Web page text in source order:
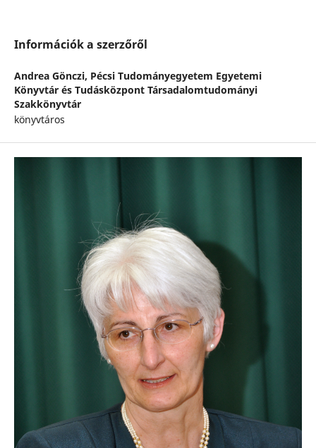
Információk a szerzőről
Andrea Gönczi, Pécsi Tudományegyetem Egyetemi
Könyvtár és Tudásközpont Társadalomtudományi
Szakkönyvtár
könyvtáros